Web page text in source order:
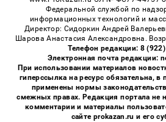
Федеральной службой по
информационных технологий и
Директор: Сидоркин Андрей
Шарова Анастасия Александровна.
Телефон редакции: 8
Электронная почта редакции:
При использовании материалов
гиперссылка на ресурс обязательна, в
применены нормы
смежных правах. Редакция портала не
комментарии и материалы
сайте prokazan.ru и его